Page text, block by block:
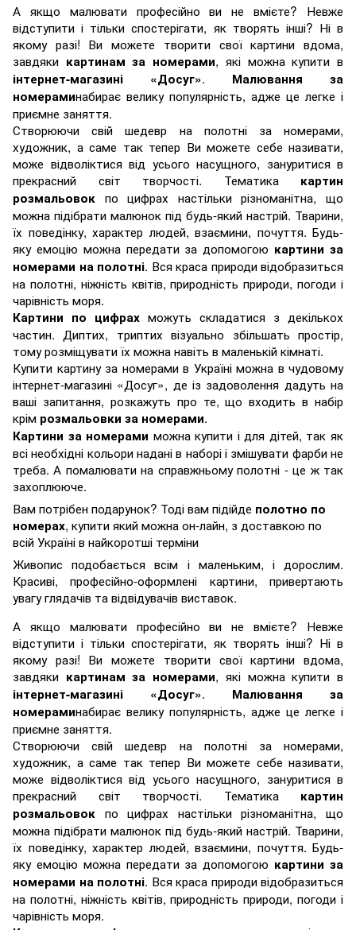
А якщо малювати професійно ви не вмієте? Невже
відступити і тільки спостерігати, як творять інші? Ні в
якому разі! Ви можете творити свої картини вдома,
завдяки картинам за номерами, які можна купити в
інтернет-магазині «Досуг». Малювання за
номераминабирає велику популярність, адже це легке і
приємне заняття.
Створюючи свій шедевр на полотні за номерами,
художник, а саме так тепер Ви можете себе називати,
може відволіктися від усього насущного, зануритися в
прекрасний світ творчості. Тематика картин
розмальовок по цифрах настільки різноманітна, що
можна підібрати малюнок під будь-який настрій. Тварини,
їх поведінку, характер людей, взаємини, почуття. Будь-
яку емоцію можна передати за допомогою картини за
номерами на полотні. Вся краса природи відобразиться
на полотні, ніжність квітів, природність природи, погоди і
чарівність моря.
Картини по цифрах можуть складатися з декількох
частин. Диптих, триптих візуально збільшать простір,
тому розміщувати їх можна навіть в маленькій кімнаті.
Купити картину за номерами в Україні можна в чудовому
інтернет-магазині «Досуг», де із задоволення дадуть на
ваші запитання, розкажуть про те, що входить в набір
крім розмальовки за номерами.
Картини за номерами можна купити і для дітей, так як
всі необхідні кольори надані в наборі і змішувати фарби не
треба. А помалювати на справжньому полотні - це ж так
захоплююче.
Вам потрібен подарунок? Тоді вам підійде полотно по
номерах, купити який можна он-лайн, з доставкою по
всій Україні в найкоротші терміни
Живопис подобається всім і маленьким, і дорослим.
Красиві, професійно-оформлені картини, привертають
увагу глядачів та відвідувачів виставок.
А якщо малювати професійно ви не вмієте? Невже
відступити і тільки спостерігати, як творять інші? Ні в
якому разі! Ви можете творити свої картини вдома,
завдяки картинам за номерами, які можна купити в
інтернет-магазині «Досуг». Малювання за
номераминабирає велику популярність, адже це легке і
приємне заняття.
Створюючи свій шедевр на полотні за номерами,
художник, а саме так тепер Ви можете себе називати,
може відволіктися від усього насущного, зануритися в
прекрасний світ творчості. Тематика картин
розмальовок по цифрах настільки різноманітна, що
можна підібрати малюнок під будь-який настрій. Тварини,
їх поведінку, характер людей, взаємини, почуття. Будь-
яку емоцію можна передати за допомогою картини за
номерами на полотні. Вся краса природи відобразиться
на полотні, ніжність квітів, природність природи, погоди і
чарівність моря.